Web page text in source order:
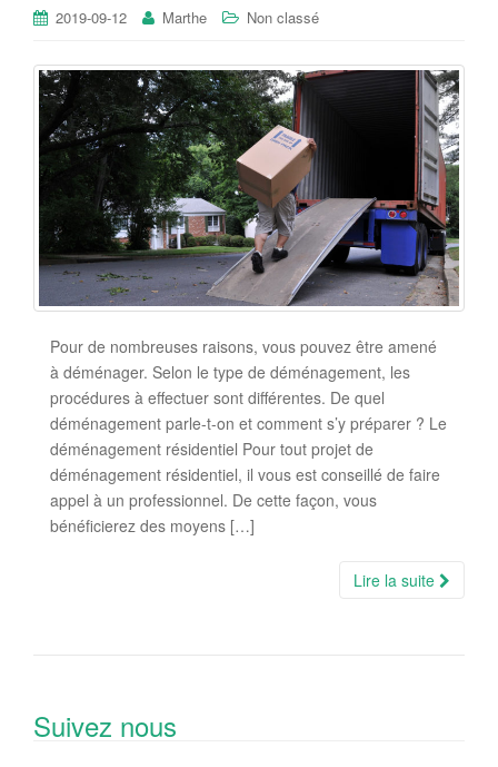
2019-09-12 Marthe Non classé
Pour de nombreuses raisons, vous pouvez être amené
à déménager. Selon le type de déménagement, les
procédures à effectuer sont différentes. De quel
déménagement parle-t-on et comment s’y préparer ? Le
déménagement résidentiel Pour tout projet de
déménagement résidentiel, il vous est conseillé de faire
appel à un professionnel. De cette façon, vous
bénéficierez des moyens […]
Lire la suite
Suivez nous